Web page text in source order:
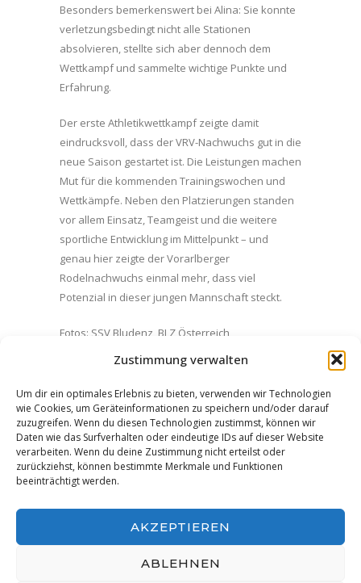
Zustimmung verwalten
Um dir ein optimales Erlebnis zu bieten, verwenden wir Technologien
wie Cookies, um Geräteinformationen zu speichern und/oder darauf
zuzugreifen. Wenn du diesen Technologien zustimmst, können wir
Daten wie das Surfverhalten oder eindeutige IDs auf dieser Website
verarbeiten. Wenn du deine Zustimmung nicht erteilst oder
zurückziehst, können bestimmte Merkmale und Funktionen
beeinträchtigt werden.
AKZEPTIEREN
ABLEHNEN
Besonders bemerkenswert bei Alina: Sie konnte
verletzungsbedingt nicht alle Stationen
absolvieren, stellte sich aber dennoch dem
Wettkampf und sammelte wichtige Punkte und
Erfahrung.
Der erste Athletikwettkampf zeigte damit
eindrucksvoll, dass der VRV-Nachwuchs gut in die
neue Saison gestartet ist. Die Leistungen machen
Mut für die kommenden Trainingswochen und
Wettkämpfe. Neben den Platzierungen standen
vor allem Einsatz, Teamgeist und die weitere
sportliche Entwicklung im Mittelpunkt – und
genau hier zeigte der Vorarlberger
Rodelnachwuchs einmal mehr, dass viel
Potenzial in dieser jungen Mannschaft steckt.
Fotos: SSV Bludenz, BLZ Österreich
Facebook Twitter
Pinterest
Google+
LinkedIn E-Mail